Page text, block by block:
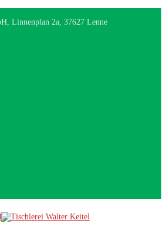
Linnenplan 2a, 37627 Lenne